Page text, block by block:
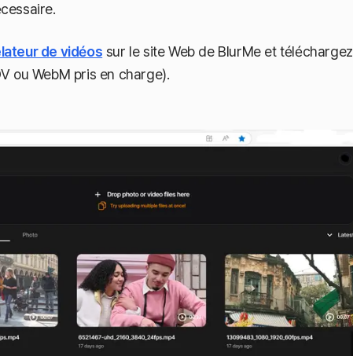
de vidéos sur le site Web de BlurMe et téléchargez
ou WebM pris en charge).